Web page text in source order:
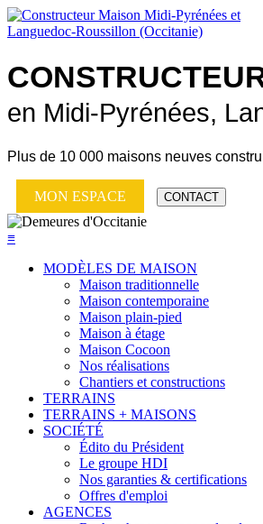
en Midi-Pyrénées,
Plus de 10 000 maisons neuves
MON ESPACE CONTACT
≡
MODÈLES DE MAISON
Maison traditionnelle
Maison contemporaine
Maison plain-pied
Maison à étage
Maison Cocoon
Nos réalisations
Chantiers et constructions
TERRAINS
TERRAINS + MAISONS
SOCIÉTÉ
Édito du Président
Le groupe HDI
Nos garanties & certifications
Offres d'emploi
AGENCES